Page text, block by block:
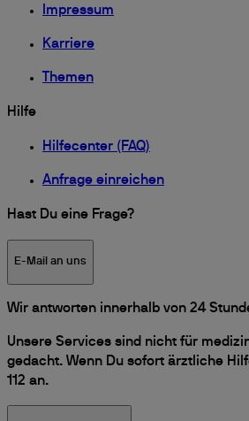
Impressum
Karriere
Themen
Hilfe
Hilfecenter (FAQ)
Anfrage einreichen
Hast Du eine Frage?
E-Mail an uns
Wir antworten innerhalb von 24
Unsere Services sind nicht für
gedacht. Wenn Du sofort ärztliche
112 an.